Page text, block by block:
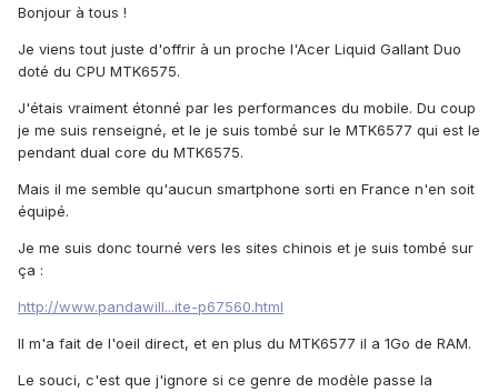
Bonjour à tous !
Je viens tout juste d'offrir à un proche l'Acer Liquid Gallant Duo
doté du CPU MTK6575.
J'étais vraiment étonné par les performances du mobile. Du coup
je me suis renseigné, et le je suis tombé sur le MTK6577 qui est le
pendant dual core du MTK6575.
Mais il me semble qu'aucun smartphone sorti en France n'en soit
équipé.
Je me suis donc tourné vers les sites chinois et je suis tombé sur
ça :
http://www.pandawill...ite-p67560.html
Il m'a fait de l'oeil direct, et en plus du MTK6577 il a 1Go de RAM.
Le souci, c'est que j'ignore si ce genre de modèle passe la